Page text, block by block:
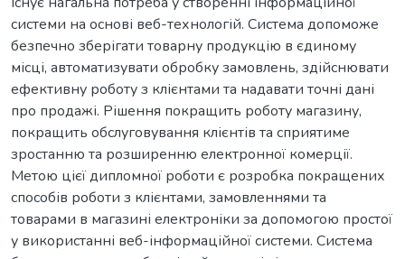
системи на основі веб-технологій. Система допоможе
безпечно зберігати товарну продукцію в єдиному
місці, автоматизувати обробку замовлень, здійснювати
ефективну роботу з клієнтами та надавати точні дані
про продажі. Рішення покращить роботу магазину,
покращить обслуговування клієнтів та сприятиме
зростанню та розширенню електронної комерції.
Метою цієї дипломної роботи є розробка покращених
способів роботи з клієнтами, замовленнями та
товарами в магазині електроніки за допомогою простої
у використанні веб-інформаційної системи. Система